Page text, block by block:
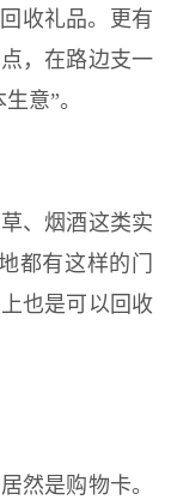
收礼品。更有
，在路边支一
意”。
、烟酒这类实
都有这样的门
也是可以回收
是购物卡。